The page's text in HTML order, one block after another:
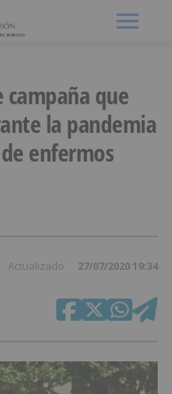
campaña que
la pandemia
enfermos
Actualizado 27/07/2020 19:34